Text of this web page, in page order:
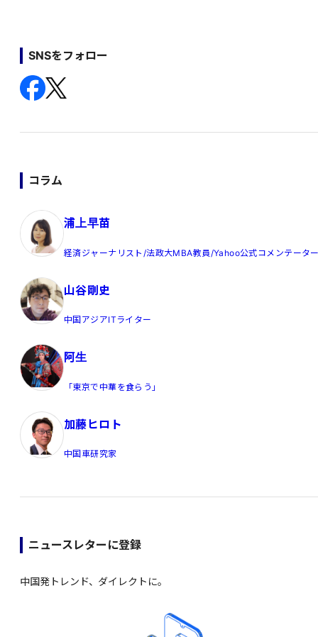
SNSをフォロー
コラム
浦上早苗
経済ジャーナリスト/法政大MBA教員/Yahoo公式コメンテータ
山谷剛史
中国アジアITライター
阿生
「東京で中華を食らう」
加藤ヒロト
中国車研究家
ニュースレターに登録
中国発トレンド、ダイレクトに。